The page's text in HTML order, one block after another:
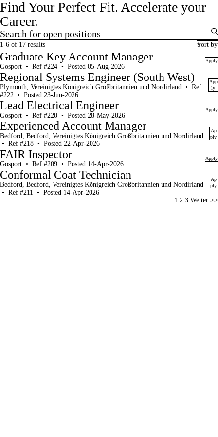
Find Your Perfect Fit. Accelerate your
Career.
Search for open positions
Search for open positions
1-6 of 17 results Sort by
Graduate Key Account Manager
Gosport • Ref #224 • Posted 05-Aug-2026
Apply
Regional Systems Engineer (South West)
Plymouth, Vereinigtes Königreich Großbritannien und Nordirland • Ref
#222 • Posted 23-Jun-2026
App
ly
Lead Electrical Engineer
Gosport • Ref #220 • Posted 28-May-2026
Apply
Experienced Account Manager
Bedford, Bedford, Vereinigtes Königreich Großbritannien und Nordirland
• Ref #218 • Posted 22-Apr-2026
Ap
ply
FAIR Inspector
Gosport • Ref #209 • Posted 14-Apr-2026
Apply
Conformal Coat Technician
Bedford, Bedford, Vereinigtes Königreich Großbritannien und Nordirland
• Ref #211 • Posted 14-Apr-2026
Ap
ply
Page
1 2 3 Weiter >>